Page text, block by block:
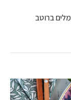
ברוטב